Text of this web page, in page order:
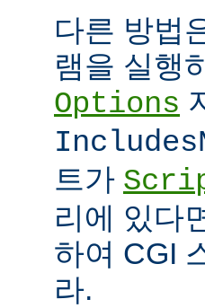
다른 방법
램을 실행
Options
트가
리에 있다
하여 CGI
라.